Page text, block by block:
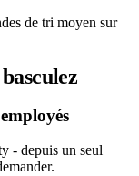
de tri moyen sur
- depuis un seul